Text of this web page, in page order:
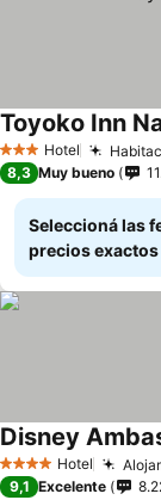
3 Estrellas
Hotel
Toyoko Inn
8,3 Muy bueno
Seleccioná las
precios exactos
4 EstrellasHotel
Disney
9,1 Excelente